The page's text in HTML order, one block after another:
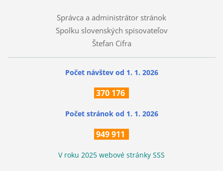
Správca a administrátor stránok
Spolku slovenských spisovateľov
Štefan Cifra
Počet návštev od 1. 1. 2026
370 176
Počet stránok od 1. 1. 2026
949 911
V roku 2025 webové stránky SSS